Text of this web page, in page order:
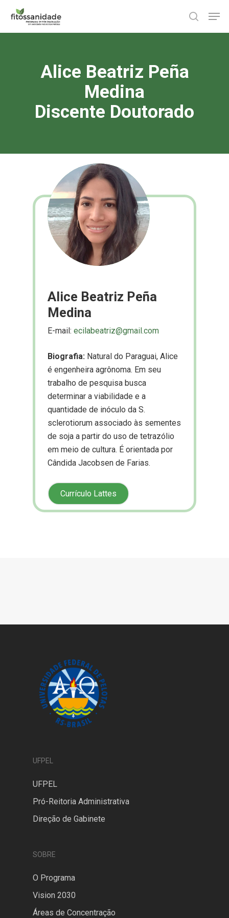
main
search
Alice Beatriz Peña
Medina
Discente Doutorado
Alice Beatriz Peña
Medina
E-mail:ecilabeatriz@gmail.com
Biografia: Natural do Paraguai, Alice
é engenheira agrônoma. Em seu
trabalho de pesquisa busca
determinar a viabilidade e a
quantidade de inóculo da S.
sclerotiorum associado às sementes
de soja a partir do uso de tetrazólio
em meio de cultura. É orientada por
Cândida Jacobsen de Farias.
Currículo Lattes
UFPEL
UFPEL
Pró-Reitoria Administrativa
Direção de Gabinete
SOBRE
O Programa
Vision 2030
Áreas de Concentração